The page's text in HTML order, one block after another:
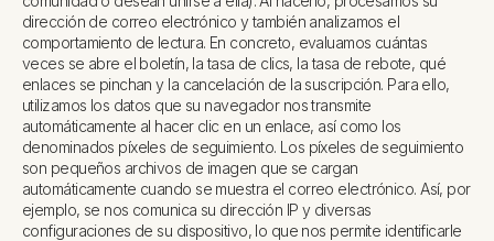
dirección de correo electrónico y también analizamos el
comportamiento de lectura. En concreto, evaluamos cuántas
veces se abre el boletín, la tasa de clics, la tasa de rebote, qué
enlaces se pinchan y la cancelación de la suscripción. Para ello,
utilizamos los datos que su navegador nos transmite
automáticamente al hacer clic en un enlace, así como los
denominados píxeles de seguimiento. Los píxeles de seguimiento
son pequeños archivos de imagen que se cargan
automáticamente cuando se muestra el correo electrónico. Así, por
ejemplo, se nos comunica su dirección IP y diversas
configuraciones de su dispositivo, lo que nos permite identificarle